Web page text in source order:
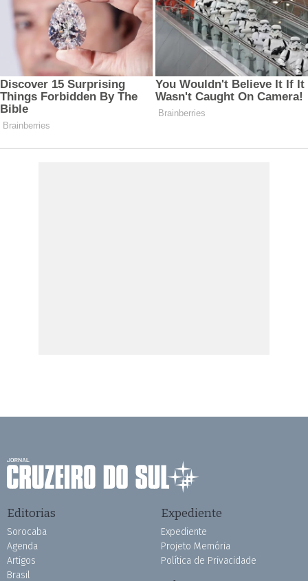
Editorias
Sorocaba
Agenda
Artigos
Brasil
Expediente
Expediente
Projeto Memória
Política de Privacidade